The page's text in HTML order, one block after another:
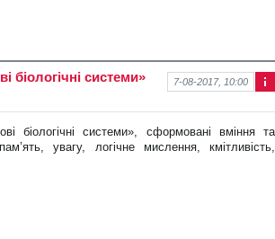
ор
ція
про
7-08-2017, 10:00
біологічні системи»
біологічнісистеми», сформовані вміння та
увагу, логічне мислення, кмітливість,